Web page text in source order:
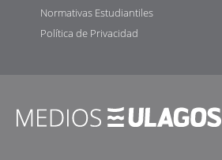
Normativas Estudiantiles
Política de Privacidad